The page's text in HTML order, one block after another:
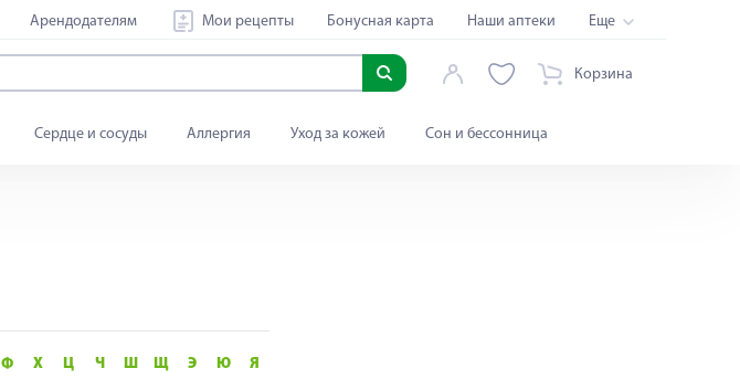
Арендодателям Мои рецепты Бонусная карта Наши аптеки Еще
Корзина
Сердце и сосуды Аллергия Уход за кожей Сон и бессонница
Ф Х Ц Ч Ш Щ Э Ю Я